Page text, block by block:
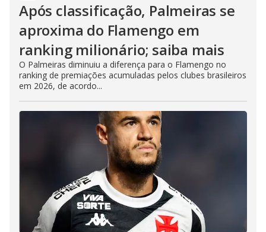
Após classificação, Palmeiras se
aproxima do Flamengo em
ranking milionário; saiba mais
O Palmeiras diminuiu a diferença para o Flamengo no
ranking de premiações acumuladas pelos clubes brasileiros
em 2026, de acordo...